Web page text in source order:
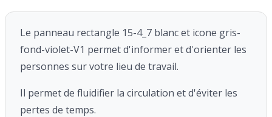
Le panneau rectangle 15-4_7 blanc et icone gris-
fond-violet-V1 permet d'informer et d'orienter les
personnes sur votre lieu de travail.
Il permet de fluidifier la circulation et d'éviter les
pertes de temps.